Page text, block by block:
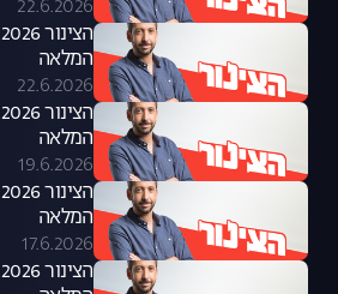
22.6.2026
המלאה
22.6.2026
המלאה
19.6.2026
המלאה
17.6.2026